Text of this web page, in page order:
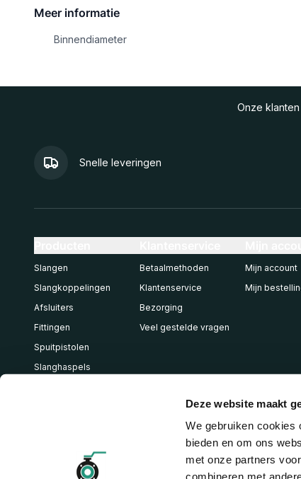
Deze website maakt
We gebruiken cookies
bieden en om ons
met onze partners
combineren met
Meer informatie
Binnendiameter
Onze
Snelle leveringen
Slangen
Slangkoppelingen
Afsluiters
Fittingen
Spuitpistolen
Slanghaspels
Betaalmethoden
Klantenservice
Bezorging
Veel gestelde vragen
Mijn account
Mijn